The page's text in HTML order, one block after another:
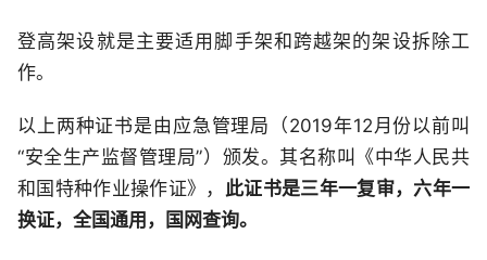
登高架设就是主要适用脚手架和跨越架的架设拆除工
作。
以上两种证书是由应急管理局（2019年12月份以前叫
“安全生产监督管理局”）颁发。其名称叫《中华人民共
和国特种作业操作证》，
此证书是三年一复审，六年一
换证，全国通用，国网查询。